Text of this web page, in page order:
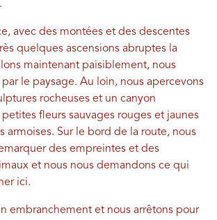
avec des montées et des descentes
quelques ascensions abruptes la
maintenant paisiblement, nous
par le paysage. Au loin, nous apercevons
rocheuses et un canyon
fleurs sauvages rouges et jaunes
armoises. Sur le bord de la route, nous
des empreintes et des
et nous nous demandons ce qui
ici.
embranchement et nous arrêtons pour